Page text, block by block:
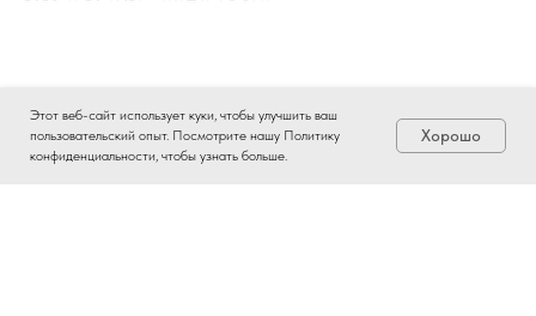
Этот веб-сайт использует куки, чтобы улучшить ваш
пользовательский опыт. Посмотрите нашу Политику
конфиденциальности, чтобы узнать больше.
Хорошо